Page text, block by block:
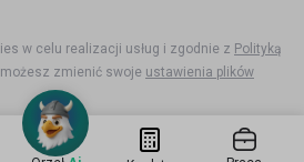
w celu realizacji usług i zgodnie z Polityką
zmienić swoje ustawienia plików